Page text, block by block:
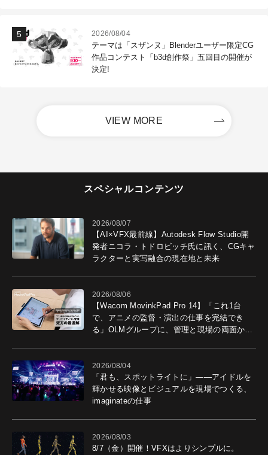
2026/08/04
テーマは「スザンヌ」Blenderユーザー限定CG
作品コンテスト「b3d創作祭」五回目の開催が
決定!
VIEW MORE
スペシャルコンテンツ
2026/08/07
【AI×VFX最前線】Autodesk Flow Studio開
発者ニコラ・トドロビッチ氏に訊く、CGキャ
ラクターと実写融合の現在地と未来
2026/08/06
【Wacom MovinkPad Pro 14】「これ1台
で、アニメの監督・演出の仕事を完結でき
る」OLMグループに、管理と現場の両面から
2026/08/04
「君も、スポットライトに」――アイドルを
輝かせる映像とビジュアルを現場でつくる、
imaginateの仕事
2026/08/03
8/7（金）開催！VFXはよりシンプルに。